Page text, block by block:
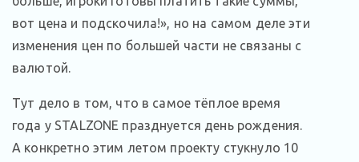
вот цена и подскочила!», но на самом деле эти
изменения цен по большей части не связаны с
валютой.
Тут дело в том, что в самое тёплое время
года у STALZONE празднуется день рождения.
А конкретно этим летом проекту стукнуло 10